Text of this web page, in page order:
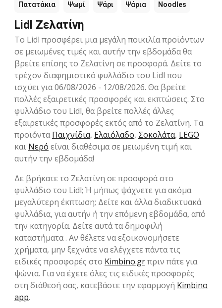
Πατατάκια Ψωμί Ψάρι Ψάρια Noodles
Lidl Ζελατίνη
Το Lidl προσφέρει μια μεγάλη ποικιλία προϊόντων
σε μειωμένες τιμές και αυτήν την εβδομάδα θα
βρείτε επίσης το Ζελατίνη σε προσφορά. Δείτε το
τρέχον διαφημιστικό φυλλάδιο του Lidl που
ισχύει για 06/08/2026 - 12/08/2026. Θα βρείτε
πολλές εξαιρετικές προσφορές και εκπτώσεις. Στο
φυλλάδιο του Lidl, θα βρείτε πολλές άλλες
εξαιρετικές προσφορές εκτός από το Ζελατίνη. Τα
προϊόνταΠαιχνίδια, Ελαιόλαδο, Σοκολάτα, LEGO
και Νερό είναι διαθέσιμα σε μειωμένη τιμή και
αυτήν την εβδομάδα!
Δε βρήκατε το Ζελατίνη σε προσφορά στο
φυλλάδιο του Lidl; Ή μήπως ψάχνετε για ακόμα
μεγαλύτερη έκπτωση; Δείτε και άλλα διαδικτυακά
φυλλάδια, για αυτήν ή την επόμενη εβδομάδα, από
την κατηγορία. Δείτε αυτά τα δημοφιλή
καταστήματα . Αν θέλετε να εξοικονομήσετε
χρήματα, μην ξεχνάτε να ελέγχετε πάντα τις
ειδικές προσφορές στο Kimbino.grπριν πάτε για
ψώνια. Για να έχετε όλες τις ειδικές προσφορές
στη διάθεσή σας, κατεβάστε την εφαρμογή Kimbino
app.